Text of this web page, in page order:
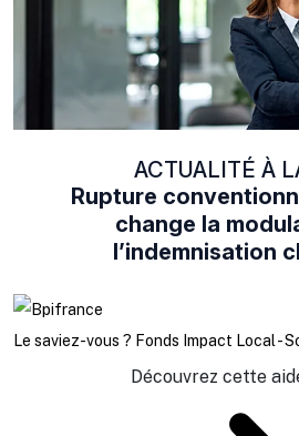
ACTUALITÉ À
Rupture
change la
l’indemnisation
Le saviez-vous ? Fonds Impact Local -
Découvrez cette